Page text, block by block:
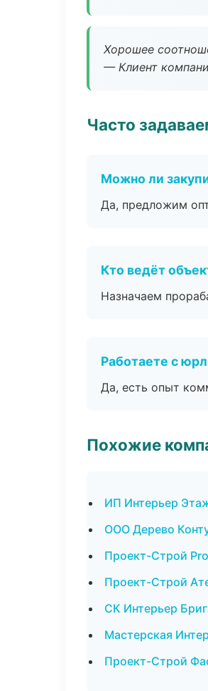
Хорошее
— Клиент
Часто
Можно ли
Да, предложим
Кто ведёт
Назначаем
Работаете с
Да, есть опыт
Похожие
ИП Интерьер
ООО Дерево
Проект-Строй
Проект-Строй
СК Интерьер
Мастерская
Проект-Строй